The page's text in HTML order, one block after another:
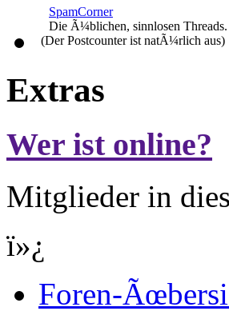
SpamCorner
Die Ã¼blichen, sinnlosen Threads.
(Der Postcounter ist natÃ¼rlich aus)
Extras
Wer ist online?
Mitglieder in
ï»¿
Foren-